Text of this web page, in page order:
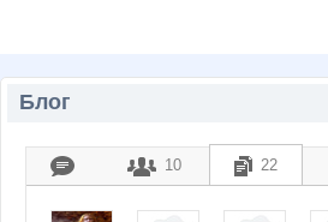
Блог
10 22